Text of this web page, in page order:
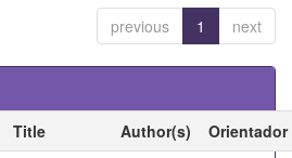
previous 1 next
Title Author(s)
Orientador